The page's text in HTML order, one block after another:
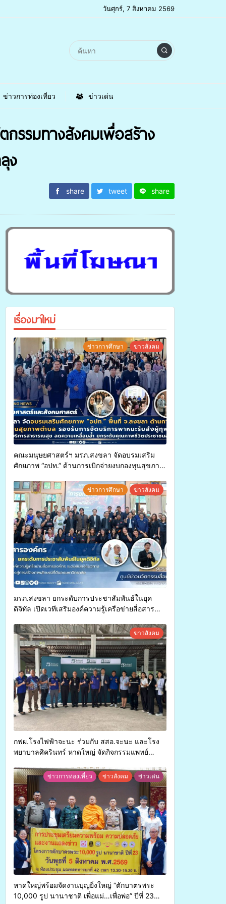
วันศุกร์, 7 สิงหาคม 2569
ข่าวการท่องเที่ยว ข่าวเด่น
กรรมทางสังคมเพื่อสร้าง
ง
share tweet share
เรื่องมาใหม่
ข่าวการศึกษา ข่าวสังคม
คณะมนุษยศาสตร์ฯ มรภ.สงขลา จัดอบรมเสริม
ศักยภาพ “อปท.” ด้านการเบิกจ่ายงบกองทุนสุขภาพ
ทุพพลภาพเพื่อเข้ารับบริการสาธารณสุข ลดความ
เหลื่อมล้ำ ยกระดับคุณภาพชีวิตประชาชนอย่าง
ยั่งยืน
ข่าวการศึกษา ข่าวสังคม
มรภ.สงขลา ยกระดับการประชาสัมพันธ์ในยุค
ดิจิทัล เปิดเวทีเสริมองค์ความรู้เครือข่ายสื่อสาร
การสร้างภาพลักษณ์ที่ดีของมหาวิทยาลัยข่าวสังคม
กฟผ.โรงไฟฟ้าจะนะ ร่วมกับ สสอ.จะนะ และโรง
พยาบาลศิครินทร์ หาดใหญ่ จัดกิจกรรมแพทย์
ข่าวการท่องเที่ยว ข่าวสังคม ข่าวเด่น
หาดใหญ่พร้อมจัดงานบุญยิ่งใหญ่ “ตักบาตรพระ
10,000 รูป นานาชาติ เพื่อแม่…เพื่อพ่อ” ปีที่ 23